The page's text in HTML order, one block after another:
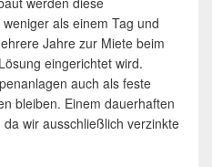
als einem Tag und
Jahre zur Miete beim
eingerichtet wird.
auch als feste
bleiben. Einem dauerhaften
wir ausschließlich verzinkte